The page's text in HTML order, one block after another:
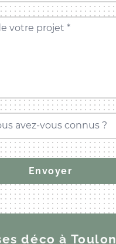
votre projet *
avez-vous connus ?
décoà Toulon